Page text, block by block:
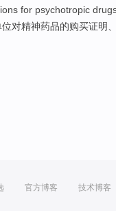
for psychotropic
位对精神药品的购买证明
官方博客 技术博客